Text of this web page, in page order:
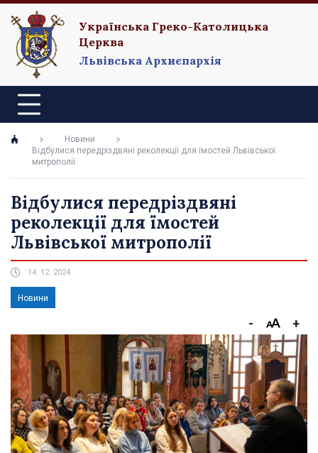
Українська Греко-Католицька
Церква
Львівська Архиєпархія
Новини
Відбулися передріздвяні реколекції для їмостей Львівської
митрополії
Відбулися передріздвяні
реколекції для їмостей
Львівської митрополії
14. 12. 2024
Новини
- +